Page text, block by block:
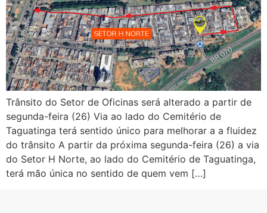
Trânsito do Setor de Oficinas será alterado a partir de
segunda-feira (26) Via ao lado do Cemitério de
Taguatinga terá sentido único para melhorar a a fluidez
do trânsito A partir da próxima segunda-feira (26) a via
do Setor H Norte, ao lado do Cemitério de Taguatinga,
terá mão única no sentido de quem vem […]